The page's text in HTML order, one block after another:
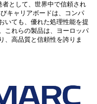
として、世界中で信頼され
キャリアボードは、コンパ
いても、優れた処理性能を提
これらの製品は、ヨーロッパ
、高品質と信頼性を誇りま